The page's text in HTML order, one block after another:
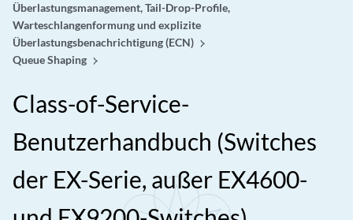
Überlastungsmanagement, Tail-Drop-Profile,
Warteschlangenformung und explizite
Überlastungsbenachrichtigung (ECN)
Queue Shaping
Class-of-Service-
Benutzerhandbuch (Switches
der EX-Serie, außer EX4600-